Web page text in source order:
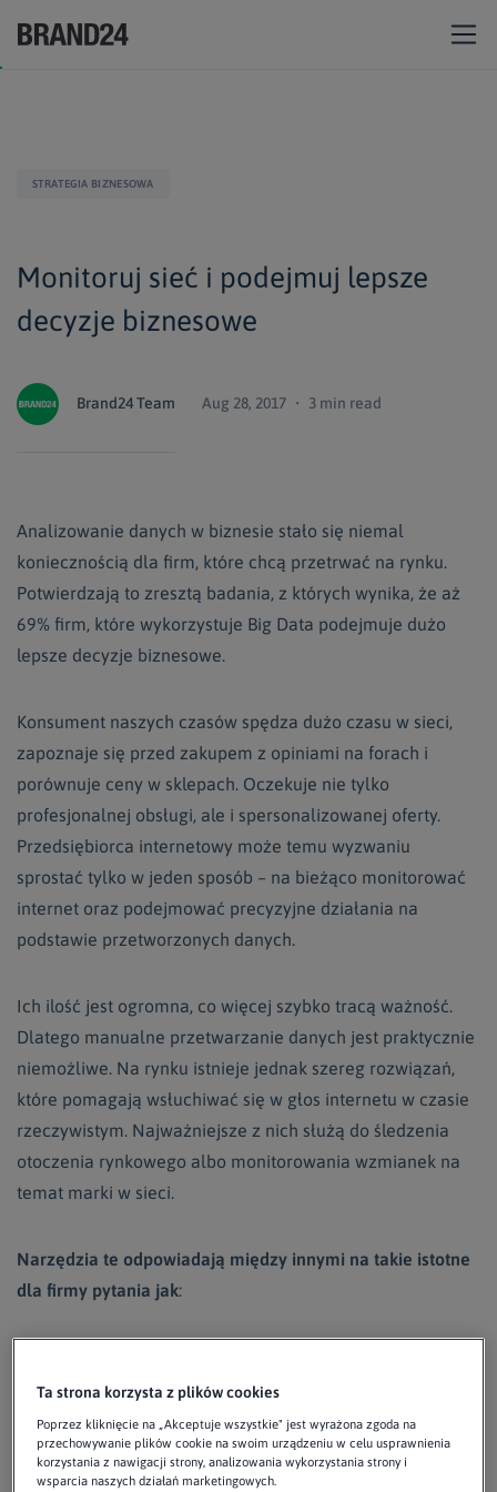
STRATEGIA BIZNESOWA
Monitoruj sieć i podejmuj lepsze
decyzje biznesowe
Brand24 Team Aug 28, 2017 ・ 3 min read
Analizowanie danych w biznesie stało się niemal
koniecznością dla firm, które chcą przetrwać na rynku.
Potwierdzają to zresztą badania, z których wynika, że aż
69% firm, które wykorzystuje Big Data podejmuje dużo
lepsze decyzje biznesowe.
Konsument naszych czasów spędza dużo czasu w sieci,
zapoznaje się przed zakupem z opiniami na forach i
porównuje ceny w sklepach. Oczekuje nie tylko
profesjonalnej obsługi, ale i spersonalizowanej oferty.
Przedsiębiorca internetowy może temu wyzwaniu
sprostać tylko w jeden sposób – na bieżąco monitorować
internet oraz podejmować precyzyjne działania na
podstawie przetworzonych danych.
Ich ilość jest ogromna, co więcej szybko tracą ważność.
Dlatego manualne przetwarzanie danych jest praktycznie
niemożliwe. Na rynku istnieje jednak szereg rozwiązań,
które pomagają wsłuchiwać się w głos internetu w czasie
rzeczywistym. Najważniejsze z nich służą do śledzenia
otoczenia rynkowego albo monitorowania wzmianek na
temat marki w sieci.
Narzędzia te odpowiadają między innymi na takie istotne
dla firmy pytania jak:
1. Kto jest moim największym
konkurentem?
Ta strona korzysta z plików cookies
Poprzez kliknięcie na „Akceptuje wszystkie" jest wyrażona zgoda na
przechowywanie plików cookie na swoim urządzeniu w celu usprawnienia
korzystania z nawigacji strony, analizowania wykorzystania strony i
wsparcia naszych działań marketingowych.